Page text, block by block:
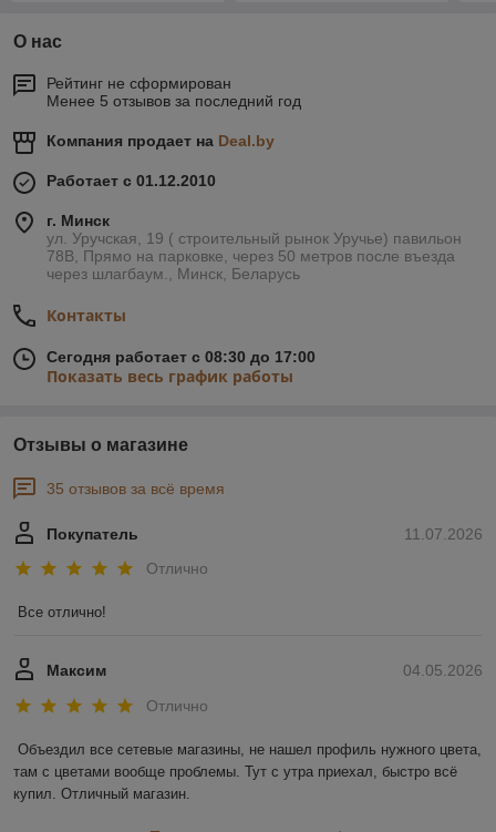
О нас
Рейтинг не сформирован
Менее 5 отзывов за последний год
Компания продает на Deal.by
Работает с 01.12.2010
г. Минск
ул. Уручская, 19 ( строительный рынок Уручье) павильон
78В, Прямо на парковке, через 50 метров после въезда
через шлагбаум., Минск, Беларусь
Контакты
Сегодня работает с 08:30 до 17:00
Показать весь график работы
Отзывы о магазине
35 отзывов за всё время
11.07.2026
Покупатель
Отлично
Все отлично!
04.05.2026
Максим
Отлично
Объездил все сетевые магазины, не нашел профиль нужного цвета,
там с цветами вообще проблемы. Тут с утра приехал, быстро всё
купил. Отличный магазин.